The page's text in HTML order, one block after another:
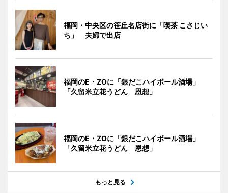
福岡・中央区の笹丘名店街に「喫茶 こさじい
ち」 夫婦で出店
福岡のE・ZOに「銀だこハイボール酒場」
「久留米立花うどん 恩想」
福岡のE・ZOに「銀だこハイボール酒場」
「久留米立花うどん 恩想」
もっと見る